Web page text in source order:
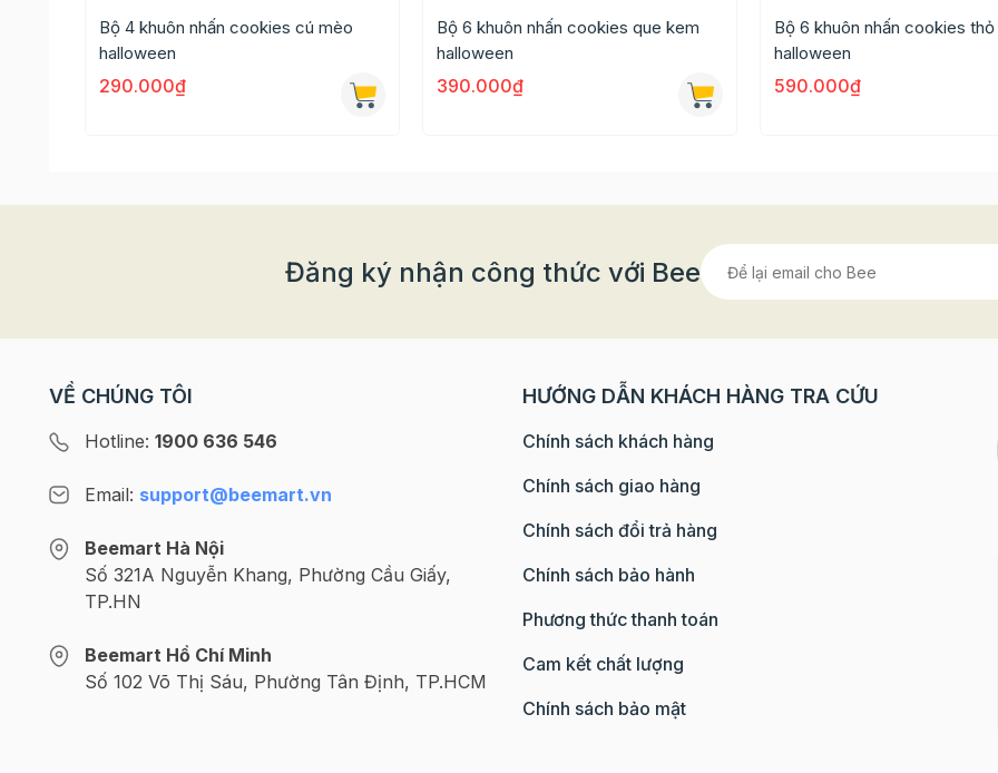
Tiết kiệm thời gian tạo hình thủ công
Ứng dụng linh hoạt cho các set nguyên liệu trang trí cookies
Bộ 4 khuôn nhấn cookies cú mèo
halloween
290.000₫
Bộ 6 khuôn nhấn cookies que kem
halloween
390.000₫
Bộ 6 khuôn nhấn cookies thỏ
halloween
590.000₫
Đăng ký nhận công thức với Bee
VỀ CHÚNG TÔI
Hotline: 1900 636 546
Email: support@beemart.vn
Beemart Hà Nội
Số 321A Nguyễn Khang, Phường Cầu Giấy,
TP.HN
Beemart Hồ Chí Minh
Số 102 Võ Thị Sáu, Phường Tân Định, TP.HCM
HƯỚNG DẪN KHÁCH HÀNG TRA CỨU
Chính sách khách hàng
Chính sách giao hàng
Chính sách đổi trả hàng
Chính sách bảo hành
Phương thức thanh toán
Cam kết chất lượng
Chính sách bảo mật